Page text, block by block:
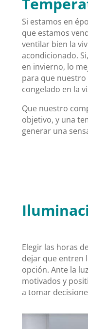
Si estamos en
que estamos
ventilar bien la
acondicionado.
en invierno, lo
para que
congelado en la
Que nuestro
objetivo, y una
generar una
Elegir las horas
dejar que entren
opción. Ante la
motivados y
a tomar